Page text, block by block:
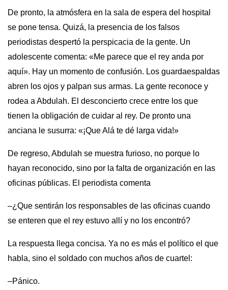
De pronto, la atmósfera en la sala de espera del hospital
se pone tensa. Quizá, la presencia de los falsos
periodistas despertó la perspicacia de la gente. Un
adolescente comenta: «Me parece que el rey anda por
aquí». Hay un momento de confusión. Los guardaespaldas
abren los ojos y palpan sus armas. La gente reconoce y
rodea a Abdulah. El desconcierto crece entre los que
tienen la obligación de cuidar al rey. De pronto una
anciana le susurra: «¡Que Alá te dé larga vida!»
De regreso, Abdulah se muestra furioso, no porque lo
hayan reconocido, sino por la falta de organización en las
oficinas públicas. El periodista comenta
–¿Que sentirán los responsables de las oficinas cuando
se enteren que el rey estuvo allí y no los encontró?
La respuesta llega concisa. Ya no es más el político el que
habla, sino el soldado con muchos años de cuartel:
–Pánico.